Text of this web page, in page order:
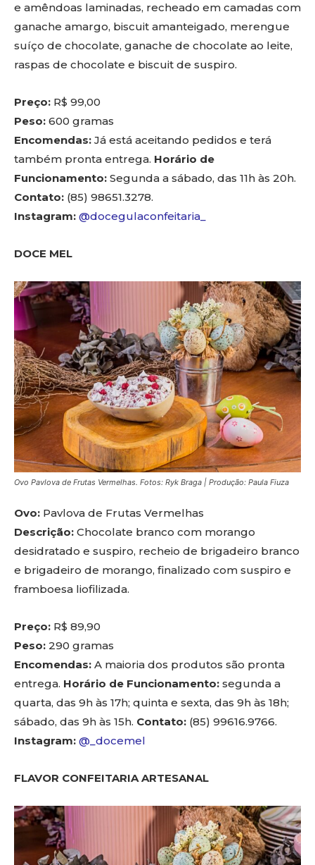
e amêndoas laminadas, recheado em camadas com
ganache amargo, biscuit amanteigado, merengue
suíço de chocolate, ganache de chocolate ao leite,
raspas de chocolate e biscuit de suspiro.
Preço: R$ 99,00
Peso: 600 gramas
Encomendas: Já está aceitando pedidos e terá
também pronta entrega. Horário de
Funcionamento: Segunda a sábado, das 11h às 20h.
Contato: (85) 98651.3278.
Instagram: @docegulaconfeitaria_
DOCE MEL
Ovo Pavlova de Frutas Vermelhas. Fotos: Ryk Braga | Produção: Paula Fiuza
Ovo: Pavlova de Frutas Vermelhas
Descrição: Chocolate branco com morango
desidratado e suspiro, recheio de brigadeiro branco
e brigadeiro de morango, finalizado com suspiro e
framboesa liofilizada.
Preço: R$ 89,90
Peso: 290 gramas
Encomendas: A maioria dos produtos são pronta
entrega. Horário de Funcionamento: segunda a
quarta, das 9h às 17h; quinta e sexta, das 9h às 18h;
sábado, das 9h às 15h. Contato: (85) 99616.9766.
Instagram: @_docemel
FLAVOR CONFEITARIA ARTESANAL